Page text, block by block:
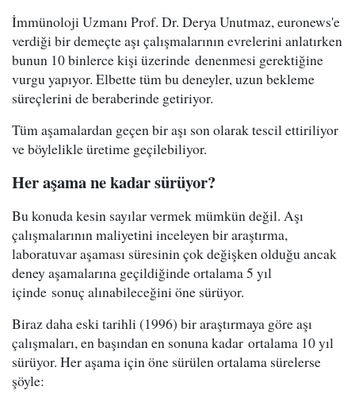
İmmünoloji Uzmanı Prof. Dr. Derya Unutmaz, euronews'e
verdiği bir demeçte aşı çalışmalarının evrelerini anlatırken
bunun 10 binlerce kişi üzerinde denenmesi gerektiğine
vurgu yapıyor. Elbette tüm bu deneyler, uzun bekleme
süreçlerini de beraberinde getiriyor.
Tüm aşamalardan geçen bir aşı son olarak tescil ettiriliyor
ve böylelikle üretime geçilebiliyor.
Her aşama ne kadar sürüyor?
Bu konuda kesin sayılar vermek mümkün değil. Aşı
çalışmalarının maliyetini inceleyen bir araştırma,
laboratuvar aşaması süresinin çok değişken olduğu ancak
deney aşamalarına geçildiğinde ortalama 5 yıl
içinde sonuç alınabileceğini öne sürüyor.
Biraz daha eski tarihli (1996) bir araştırmaya göre aşı
çalışmaları, en başından en sonuna kadar ortalama 10 yıl
sürüyor. Her aşama için öne sürülen ortalama sürelerse
şöyle: